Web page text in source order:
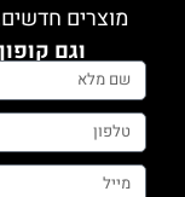
מוצרים
וגם